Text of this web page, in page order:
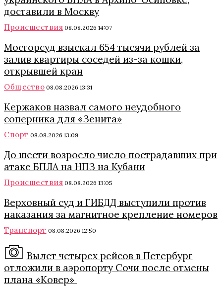
доставили в Москву
Происшествия 08.08.2026 14:07
Мосгорсуд взыскал 654 тысячи рублей за
залив квартиры соседей из-за кошки,
открывшей кран
Общество 08.08.2026 13:31
Кержаков назвал самого неудобного
соперника для «Зенита»
Спорт 08.08.2026 13:09
До шести возросло число пострадавших при
атаке БПЛА на НПЗ на Кубани
Происшествия 08.08.2026 13:05
Верховный суд и ГИБДД выступили против
наказания за магнитное крепление номеров
Транспорт 08.08.2026 12:50
Вылет четырех рейсов в Петербург
отложили в аэропорту Сочи после отмены
плана «Ковер»